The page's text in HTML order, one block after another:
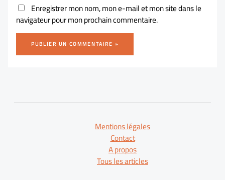
Enregistrer mon nom, mon e-mail et mon site dans le
navigateur pour mon prochain commentaire.
Mentions légales
Contact
A propos
Tous les articles